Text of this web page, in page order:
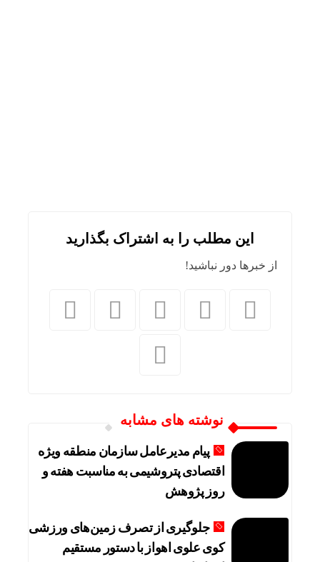
این مطلب را به اشتراک بگذارید
از خبرها دور نباشید!
نوشته های مشابه
پیام مدیرعامل سازمان منطقه ویژه
اقتصادی پتروشیمی به مناسبت هفته و
روز پژوهش
جلوگیری از تصرف زمین‌های ورزشی
کوی علوی اهواز با دستور مستقیم